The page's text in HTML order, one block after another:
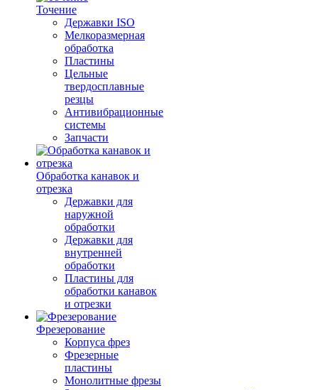
Точение
Державки ISO
Мелкоразмерная
обработка
Пластины
Цельные
твердосплавные
резцы
Антивибрационные
системы
Запчасти
Обработка канавок и
отрезка
Державки для
наружной
обработки
Державки для
внутренней
обработки
Пластины для
обработки канавок
и отрезки
Фрезерование
Корпуса фрез
Фрезерные
пластины
Монолитные фрезы